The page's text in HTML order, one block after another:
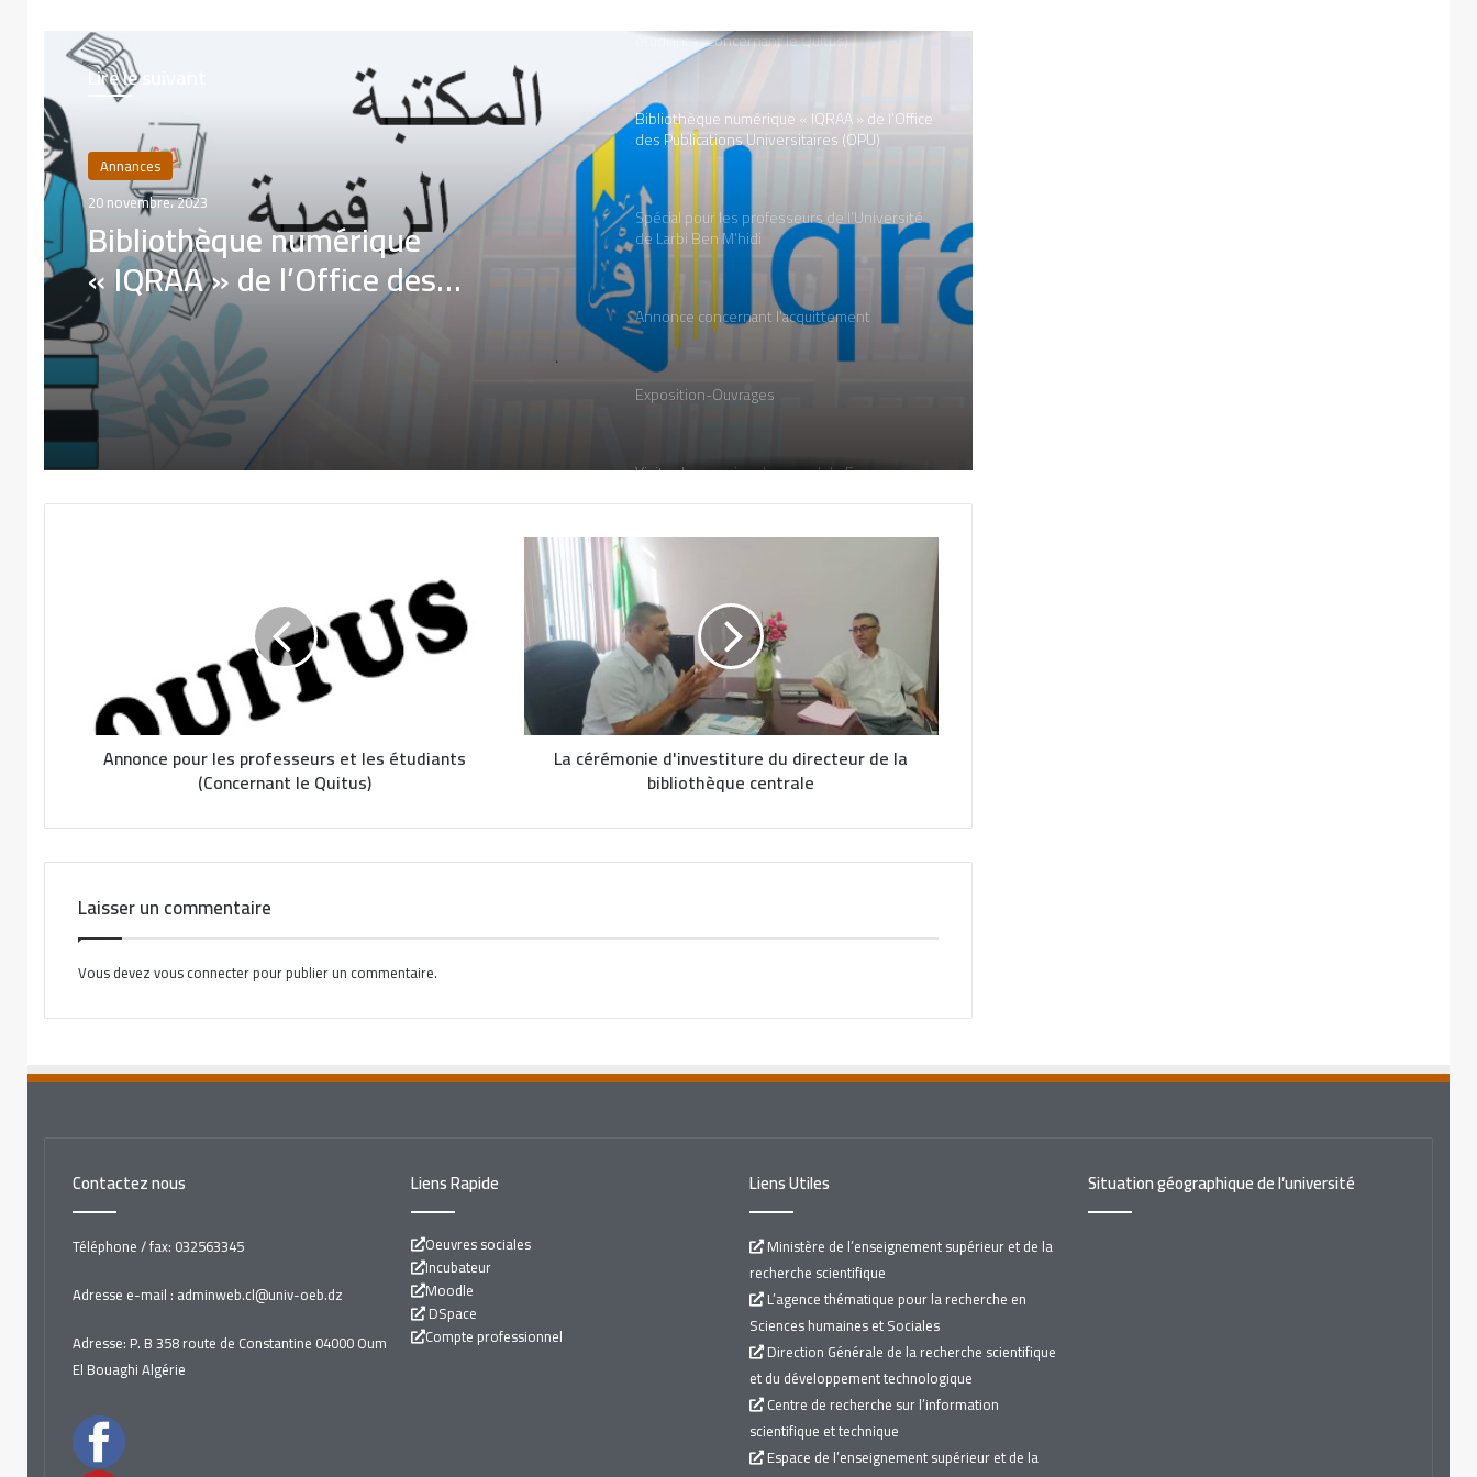
Lire le suivant
Annances
20 novembre، 2023
Bibliothèque numérique
« IQRAA » de l’Office des
Publications Universitaires (OPU)
étudiants (Concernant le Quitus)
Bibliothèque numérique « IQRAA » de l’Office
des Publications Universitaires (OPU)
Spécial pour les professeurs de l’Université
de Larbi Ben M’hidi
Annonce concernant l’acquittement
Exposition-Ouvrages
Visite de monsieur le consul de France
S.N.D.L. à la B.U.C.
Visite du Président du Comité Ministériel de
Classement des Etablissements
d’Enseignement Supérieur Algériens CEESA
2022 à la Bibliothèque
Salon du livre
centrale avec les personnes en situation de
aveugles .
des Publications Universitaires (OPU)
Annonce concernant l’acquittement
Exposition-Ouvrages
Annonce pour les professeurs et les étudiants
(Concernant le Quitus)
La cérémonie d'investiture du directeur de la
bibliothèque centrale
Laisser un commentaire
Vous devezvous connecterpour publier un commentaire.
Contactez nous
Téléphone / fax: 032563345
Adresse e-mail : adminweb.cl@univ-oeb.dz
Adresse: P. B 358 route de Constantine 04000 Oum
El Bouaghi Algérie
Liens Rapide
Oeuvres sociales
Incubateur
Moodle
DSpace
Compte professionnel
Liens Utiles
Ministère de l’enseignement supérieur et de la
recherche scientifique
L’agence thématique pour la recherche en
Sciences humaines et Sociales
Direction Générale de la recherche scientifique
et du développement technologique
Centre de recherche sur l’information
scientifique et technique
Espace de l’enseignement supérieur et de la
Situation géographique de l’université